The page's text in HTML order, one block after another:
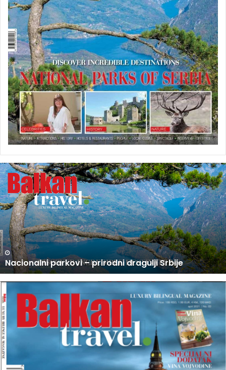
U
P
R
O
D
A
J
I
N
O
V
I
B
R
O
J
B
A
L
U PRODAJI NOVI BROJ BALKAN TRAVEL MAGAZINA